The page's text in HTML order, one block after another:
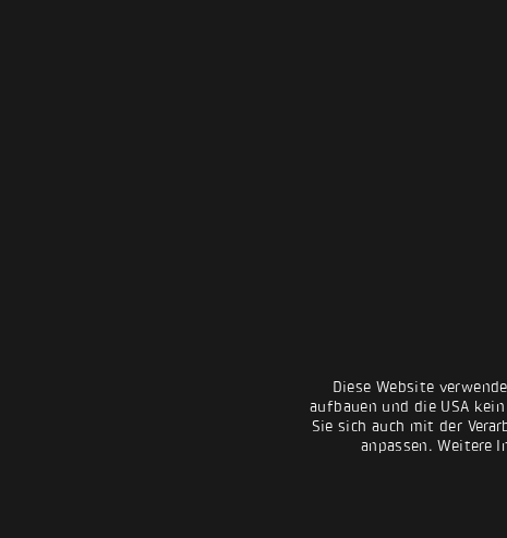
Diese Website
aufbauen und die USA
Sie sich auch mit der
anpassen. Weitere